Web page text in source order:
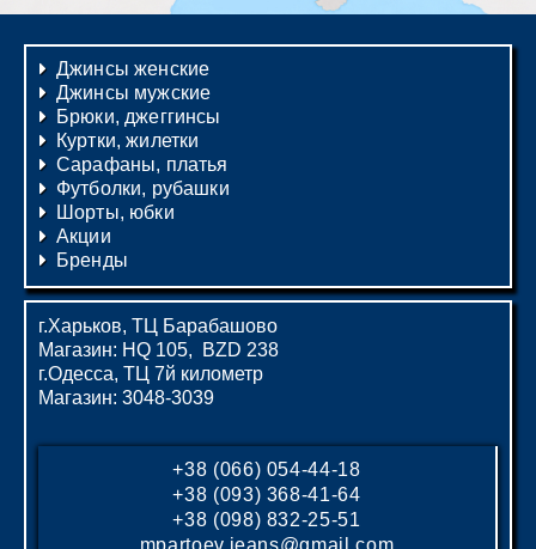
Джинсы женские
Джинсы мужские
Брюки, джеггинсы
Куртки, жилетки
Сарафаны, платья
Футболки, рубашки
Шорты, юбки
Акции
Бренды
г.Харьков, ТЦ Барабашово
Магазин: HQ 105, BZD 238
г.Одесса, ТЦ 7й километр
Магазин: 3048-3039
+38 (066) 054-44-18
+38 (093) 368-41-64
+38 (098) 832-25-51
mpartoev.jeans@gmail.com